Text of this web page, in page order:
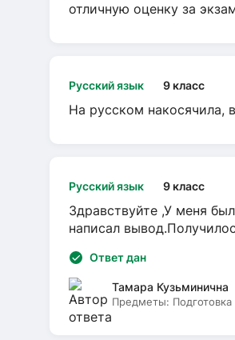
отличную оценку за
Русский язык 9 класс
На русском накосячила,
Русский язык 9 класс
Здравствуйте ,У меня
написал
Ответ дан
Тамара Кузьминична
Предметы: